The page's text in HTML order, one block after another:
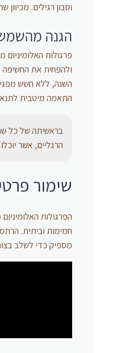
וסבון רגילים.
הגנה
פרגולות
השנה, ללא חשש
התאמה מיטבית
בראשיתה של כל
הרגליים, אשר
שימור
הפרגולות
חמימות וביתית.
מספיק כדי לשלב